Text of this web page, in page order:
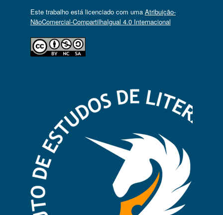
Este trabalho está licenciado com uma Atribuição-
NãoComercial-CompartilhaIgual 4.0 Internacional